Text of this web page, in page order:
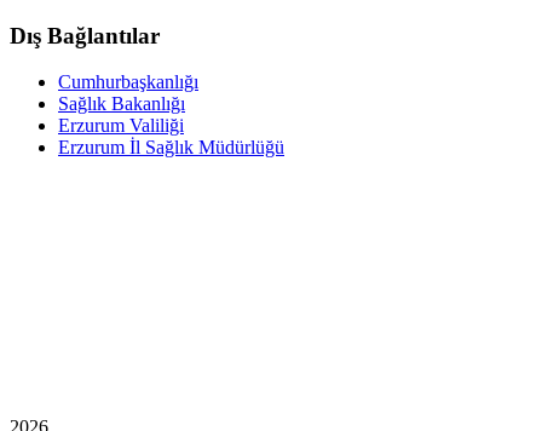
Dış Bağlantılar
Cumhurbaşkanlığı
Sağlık Bakanlığı
Erzurum Valiliği
Erzurum İl Sağlık Müdürlüğü